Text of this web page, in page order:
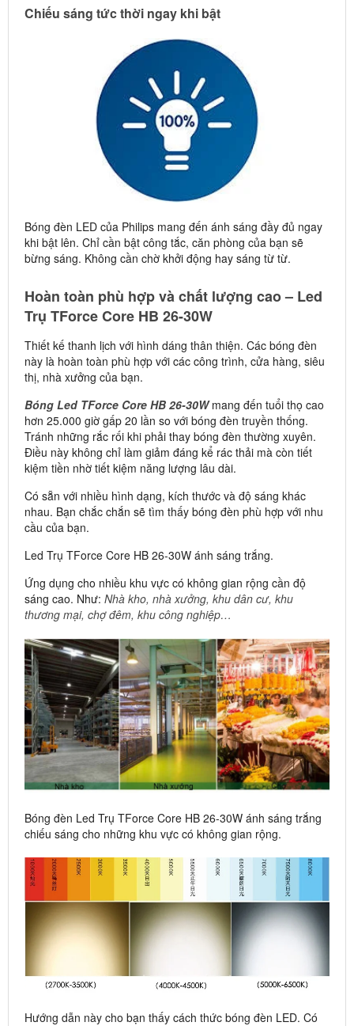
Chiếu sáng tức thời ngay khi bật
Bóng đèn LED của Philips mang đến ánh sáng đầy đủ ngay
khi bật lên. Chỉ cần bật công tắc, căn phòng của bạn sẽ
bừng sáng. Không cần chờ khởi động hay sáng từ từ.
Hoàn toàn phù hợp và chất lượng cao – Led
Trụ TForce Core HB 26-30W
Thiết kế thanh lịch với hình dáng thân thiện. Các bóng đèn
này là hoàn toàn phù hợp với các công trình, cửa hàng, siêu
thị, nhà xưởng của bạn.
Bóng Led TForce Core HB 26-30Wmang đến tuổi thọ cao
hơn 25.000 giờ gấp 20 lần so với bóng đèn truyền thống.
Tránh những rắc rối khi phải thay bóng đèn thường xuyên.
Điều này không chỉ làm giảm đáng kể rác thải mà còn tiết
kiệm tiền nhờ tiết kiệm năng lượng lâu dài.
Có sẵn với nhiều hình dạng, kích thước và độ sáng khác
nhau. Bạn chắc chắn sẽ tìm thấy bóng đèn phù hợp với nhu
cầu của bạn.
Led Trụ TForce Core HB 26-30W ánh sáng trắng.
Ứng dụng cho nhiều khu vực có không gian rộng cần độ
sáng cao. Như: Nhà kho, nhà xưởng, khu dân cư, khu
thương mại, chợ đêm, khu công nghiệp…
Bóng đèn Led Trụ TForce Core HB 26-30W ánh sáng trắng
chiếu sáng cho những khu vực có không gian rộng.
Hướng dẫn này cho bạn thấy cách thức bóng đèn LED. Có